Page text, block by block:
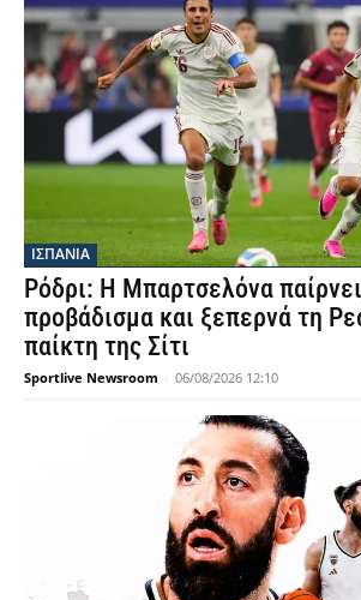
ΙΣΠΑΝΙΑ
Ρόδρι: Η Μπαρτσελόνα
προβάδισμα και ξεπερνά τη
παίκτη της Σίτι
Sportlive Newsroom - 06/08/2026 12:10